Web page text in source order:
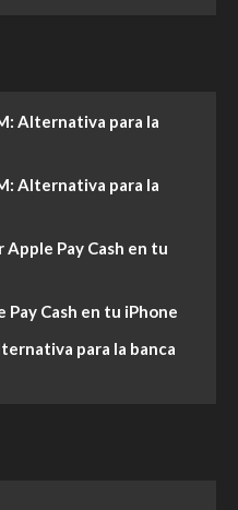
Alternativa para la
Alternativa para la
Apple Pay Cash en tu
Pay Cash en tu iPhone
para la banca